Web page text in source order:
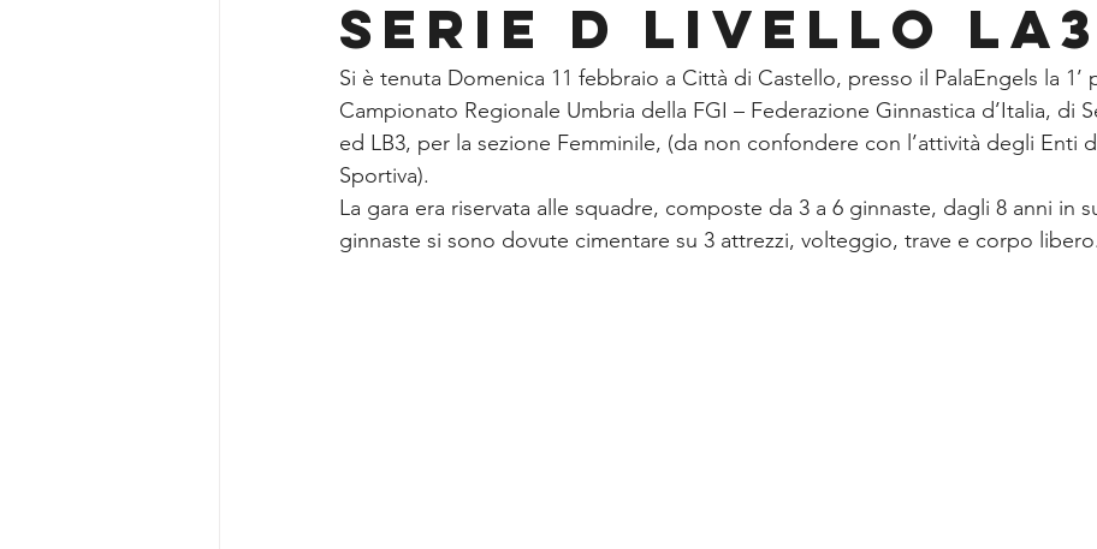
SERIE D LIVELLO LA3
Si è tenuta Domenica 11 febbraio a Città di Castello, presso il PalaEngels la 1’
Campionato Regionale Umbria della FGI – Federazione Ginnastica d’Italia, di
ed LB3, per la sezione Femminile, (da non confondere con l’attività degli Enti
Sportiva).
La gara era riservata alle squadre, composte da 3 a 6 ginnaste, dagli 8 anni in
ginnaste si sono dovute cimentare su 3 attrezzi, volteggio, trave e corpo libero.